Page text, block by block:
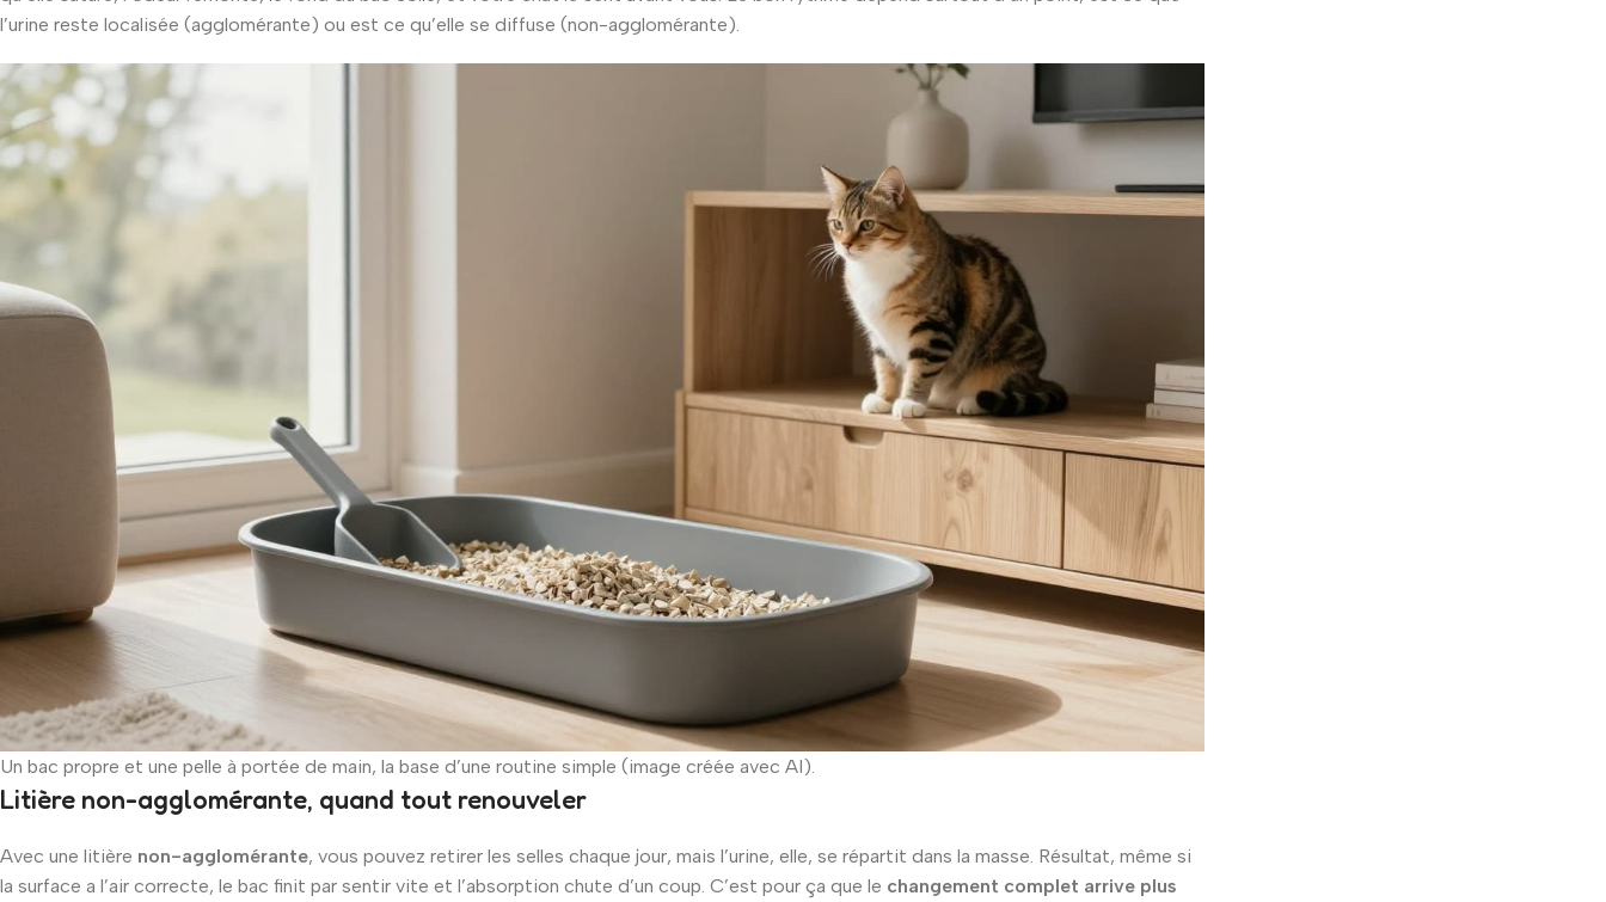
l’urine reste localisée (agglomérante) ou est ce qu’elle se diffuse (non-agglomérante).
Un bac propre et une pelle à portée de main, la base d’une routine simple (image créée avec AI).
Litière non-agglomérante, quand tout renouveler
Avec une litière non-agglomérante, vous pouvez retirer les selles chaque jour, mais l’urine, elle, se répartit dans la masse. Résultat, même si
la surface a l’air correcte, le bac finit par sentir vite et l’absorption chute d’un coup. C’est pour ça que le changement complet arrive plus